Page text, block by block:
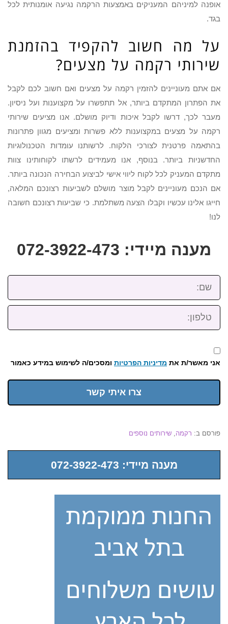
אופנה למיניהם המעניקים באמצעות הרקמה נגיעה אומנותית לכל
בגד.
על מה חשוב להקפיד בהזמנת
שירותי רקמה על מצעים?
אם אתם מעוניינים להזמין רקמה על מצעים ואם חשוב לכם לקבל
את הפתרון המתקדם ביותר, אל תתפשרו על מקצוענות ועל ניסיון.
מעבר לכך, דרשו לקבל איכות ודיוק מושלם. אנו מציעים שירותי
רקמה על מצעים במקצוענות ללא פשרות ומציעים מגוון פתרונות
בהתאמה פרטנית לצורכי הלקוח. לרשותנו עומדות הטכנולוגיות
החדשניות ביותר. בנוסף, אנו מעמידים לרשתו לקוחותינו צוות
מתקדם המעניק לכל לקוח ליווי אישי לביצוע הבחירה הנכונה ביותר.
אם הנכם מעוניינים לקבל מוצר מושלם לשביעות רצונכם המלאה,
חייגו אלינו עכשיו וקבלו הצעה משתלמת. כי שביעות רצונכם חשובה
לנו!
מענה מיידי: 072-3922-473
שם:
טלפון:
אני מאשר/ת את מדיניות הפרטיות ומסכים/ה לשימוש במידע כאמור
צרו איתי קשר
פורסם ב: רקמה שירותים נוספים
מענה מיידי: 072-3922-473